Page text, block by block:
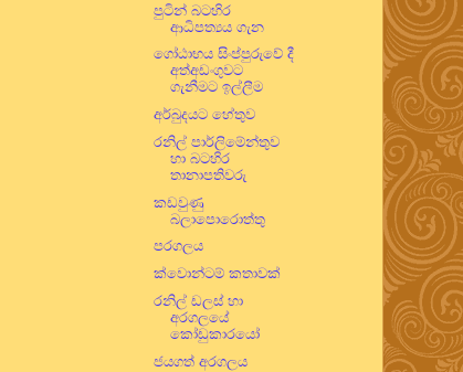
පුටින් බටහිර
ආධිපත්‍යය ගැන
ගෝඨාභය සිංප්පුරුවේ දී
අත්අඩංගුවට
ගැනීමට ඉල්ලීම
අර්බුදයට හේතුව
රනිල් පාර්ලිමේන්තුව
හා බටහිර
තානාපතිවරු
කඩවුණු
බලාපොරොත්තු
පරගලය
ක්වොන්ටම් කතාවක්
රනිල් ඩලස් හා
අරගලයේ
කෝඩුකාරයෝ
ජයගත් අරගලය